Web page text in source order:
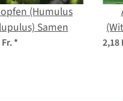
(Humulus
Samen
* 2,18